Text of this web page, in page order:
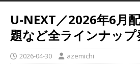
U-NEXT／2026年6月
題など全ラインナップ
2026-04-30 azemichi